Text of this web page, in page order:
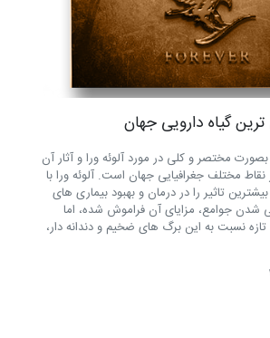
ترین گیاه دارویی جهان
مختصر و کلی در مورد آلوئه ورا و آثار آن
نقاط مختلف جغرافیایی جهان است. آلوئه ورا با
تاثیر را در درمان و بهبود بیماری های
شدن جوامع، مزایای آن فراموش شده، اما
نسبت به این برگ های ضخیم و دندانه دار،